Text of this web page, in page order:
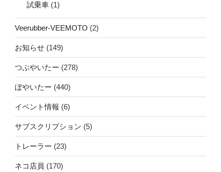
試乗車 (1)
Veerubber-VEEMOTO (2)
お知らせ (149)
つぶやいたー (278)
ぼやいたー (440)
イベント情報 (6)
サブスクリプション (5)
トレーラー (23)
ネコ店員 (170)